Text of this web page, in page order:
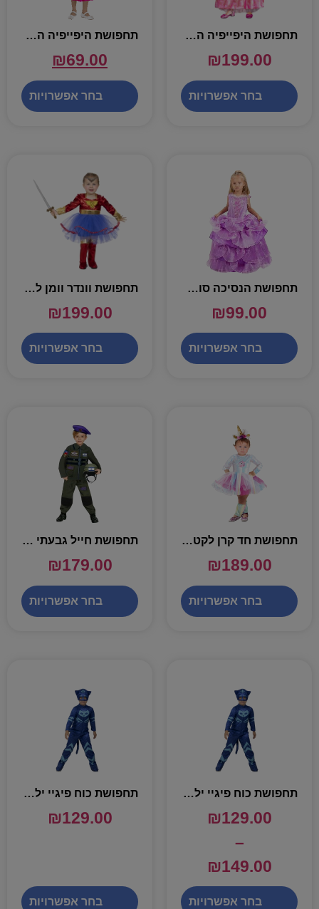
תחפושת היפייפיה הנרדמת – שושי זוהר
₪199.00
בחר אפשרויות
תחפושת היפייפיה הנרדמת – שושי זוהר
₪69.00
בחר אפשרויות
תחפושת הנסיכה סופיה – שושי זוהר
₪99.00
בחר אפשרויות
תחפושת וונדר וומן לקטנטנות – שושי זוהר
₪199.00
בחר אפשרויות
תחפושת חד קרן לקטנטנות – שושי זוהר
₪189.00
בחר אפשרויות
תחפושת חייל גבעתי – שושי זוהר
₪179.00
בחר אפשרויות
תחפושת כוח פיגיי ילד חתול כחול – שושי זוהר
₪129.00
–
₪149.00
בחר אפשרויות
תחפושת כוח פיגיי ילד חתול – שושי זוהר
₪129.00
בחר אפשרויות